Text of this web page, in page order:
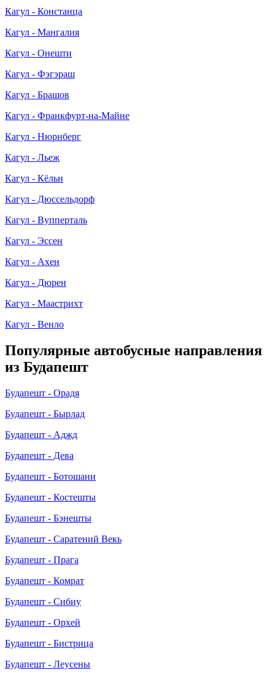
Кагул - Констанца
Кагул - Мангалия
Кагул - Онешти
Кагул - Фэгэраш
Кагул - Брашов
Кагул - Франкфурт-на-Майне
Кагул - Нюрнберг
Кагул - Льеж
Кагул - Кёльн
Кагул - Дюссельдорф
Кагул - Вупперталь
Кагул - Эссен
Кагул - Ахен
Кагул - Дюрен
Кагул - Маастрихт
Кагул - Венло
Популярные автобусные направления
из Будапешт
Будапешт - Орадя
Будапешт - Бырлад
Будапешт - Аджд
Будапешт - Дева
Будапешт - Ботошани
Будапешт - Костешты
Будапешт - Бэнешты
Будапешт - Саратений Векь
Будапешт - Прага
Будапешт - Комрат
Будапешт - Сибиу
Будапешт - Орхей
Будапешт - Бистрица
Будапешт - Леусены